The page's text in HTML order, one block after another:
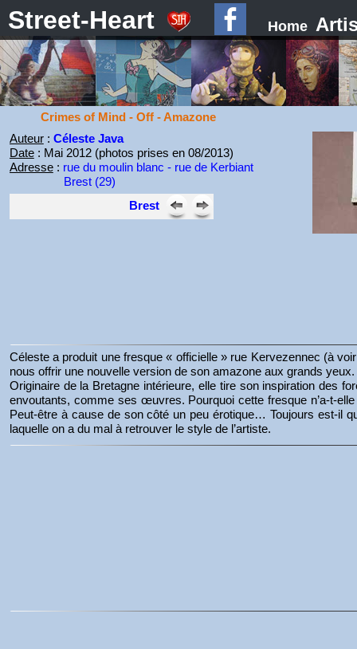
Street-Heart Home
Crimes of Mind - Off - Amazone
Auteur: Céleste Java
Date: Mai 2012 (photos prises en 08/2013)
Adresse: rue du moulin blanc - rue de Kerbiant
Brest (29)
Brest
Céleste a produit une fresque « officielle » rue Kervezennec (à
nous offrir une nouvelle version de son amazone aux grands yeux.
Originaire de la Bretagne intérieure, elle tire son inspiration des
envoutants, comme ses œuvres. Pourquoi cette fresque n’a-t-
Peut-être à cause de son côté un peu érotique… Toujours est-il
laquelle on a du mal à retrouver le style de l’artiste.